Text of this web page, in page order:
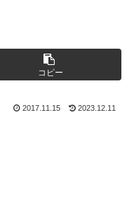
コピー
2017.11.15 2023.12.11